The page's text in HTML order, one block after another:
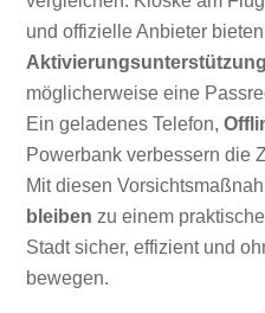
und offizielle Anbieter
Aktivierungsunterstützung
möglicherweise eine
Ein geladenes Telefon,
Powerbank verbessern die
Mit diesen
bleiben zu einem
Stadt sicher, effizient und
bewegen.